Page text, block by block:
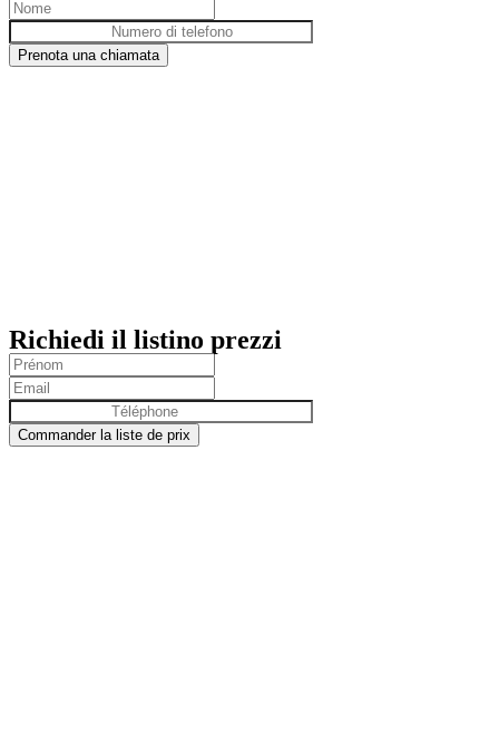
Prenota una chiamata
Richiedi il listino prezzi
Commander la liste de prix